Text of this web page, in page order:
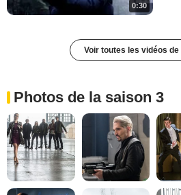
0:30
Voir toutes les vidéos de
Photos de la saison 3